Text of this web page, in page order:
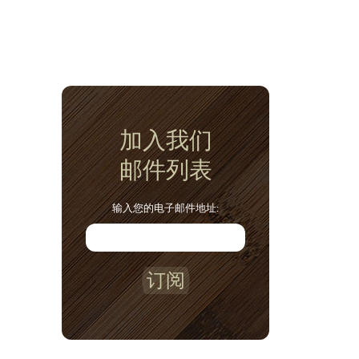
加入我们
邮件列表
输入您的电子邮件地址:
订阅